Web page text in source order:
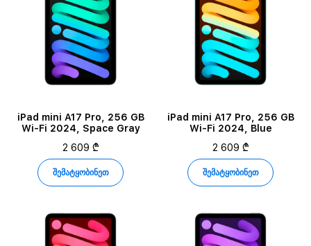
iPad mini A17 Pro, 256 GB
Wi-Fi 2024, Space Gray
2 609 ₾
შემატყობინეთ
iPad mini A17 Pro, 256 GB
Wi-Fi 2024, Blue
2 609 ₾
შემატყობინეთ